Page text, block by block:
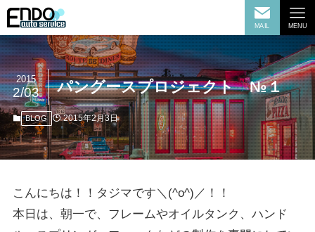
MAIL MENU
パングースプロジェクト №１
2015
2/03
BLOG 2015年2月3日
こんにちは！！タジマです＼(^o^)／！！
本日は、朝一で、フレームやオイルタンク、ハンド